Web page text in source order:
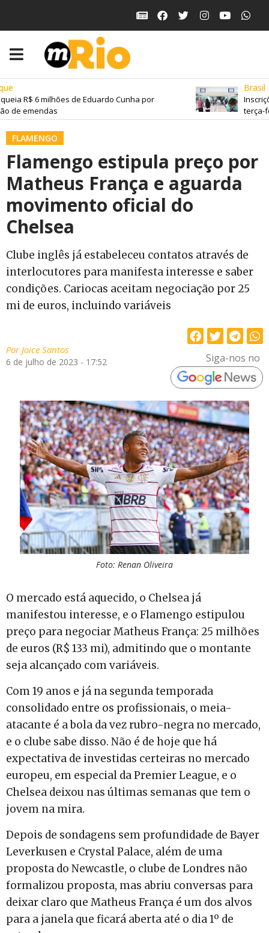
R$ 6 milhões de Eduardo Cunha por
de emendas
Brasil
terça-
FLAMENGO
Flamengo estipula preço por
Matheus França e aguarda
movimento oficial do
Chelsea
Clube inglês já estabeleceu contatos através de
interlocutores para manifesta interesse e saber
condições. Cariocas aceitam negociação por 25
mi de euros, incluindo variáveis
PorJoice Santos
6 de julho de 2023 - 17:52 Siga-nos no
Foto: Renan Oliveira
O mercado está aquecido, o Chelsea já
manifestou interesse, e o Flamengo estipulou
preço para negociar Matheus França: 25 milhões
de euros (R$ 133 mi), admitindo que o montante
seja alcançado com variáveis.
Com 19 anos e já na segunda temporada
consolidado entre os profissionais, o meia-
atacante é a bola da vez rubro-negra no mercado,
e o clube sabe disso. Não é de hoje que há
expectativa de investidas certeiras no mercado
europeu, em especial da Premier League, e o
Chelsea deixou nas últimas semanas que tem o
jovem na mira.
Depois de sondagens sem profundidade de Bayer
Leverkusen e Crystal Palace, além de uma
proposta do Newcastle, o clube de Londres não
formalizou proposta, mas abriu conversas para
deixar claro que Matheus França é um dos alvos
para a janela que ficará aberta até o dia 1º de